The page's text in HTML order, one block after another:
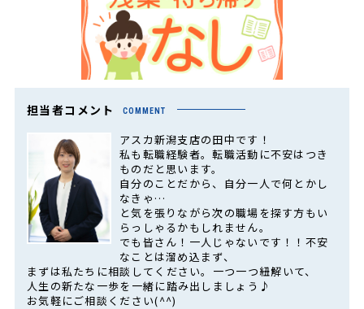
担当者コメント COMMENT
アスカ新潟支店の田中です！
私も転職経験者。転職活動に不安はつき
ものだと思います。
自分のことだから、自分一人で何とかし
なきゃ…
と気を張りながら次の職場を探す方もい
らっしゃるかもしれません。
でも皆さん！一人じゃないです！！不安
なことは溜め込まず、
まずは私たちに相談してください。一つ一つ紐解いて、
人生の新たな一歩を一緒に踏み出しましょう♪
お気軽にご相談ください(^^)